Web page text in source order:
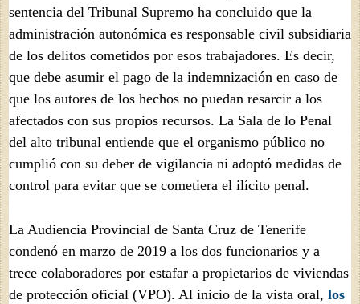
sentencia del Tribunal Supremo ha concluido que la
administración autonómica es responsable civil subsidiaria
de los delitos cometidos por esos trabajadores. Es decir,
que debe asumir el pago de la indemnización en caso de
que los autores de los hechos no puedan resarcir a los
afectados con sus propios recursos. La Sala de lo Penal
del alto tribunal entiende que el organismo público no
cumplió con su deber de vigilancia ni adoptó medidas de
control para evitar que se cometiera el ilícito penal.
La Audiencia Provincial de Santa Cruz de Tenerife
condenó en marzo de 2019 a los dos funcionarios y a
trece colaboradores por estafar a propietarios de viviendas
de protección oficial (VPO). Al inicio de la vista oral, los